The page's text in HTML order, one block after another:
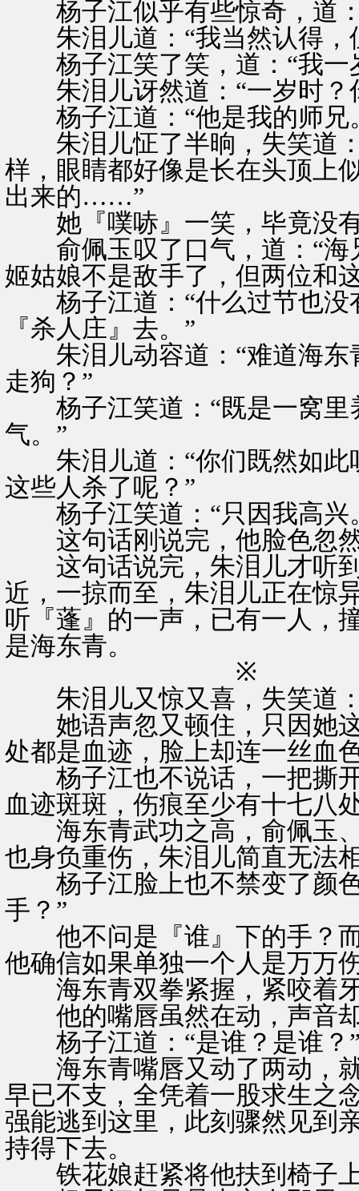
杨子江似乎有些惊奇，道：
朱泪儿道：“我当然认得，
杨子江笑了笑，道：“我一
朱泪儿讶然道：“一岁时？
杨子江道：“他是我的师兄
朱泪儿怔了半晌，失笑道：
样，眼睛都好像是长在头顶上
出来的……”
她『噗哧』一笑，毕竟没有
俞佩玉叹了口气，道：“海
姬姑娘不是敌手了，但两位和
杨子江道：“什么过节也没
『杀人庄』去。”
朱泪儿动容道：“难道海东
走狗？”
杨子江笑道：“既是一窝里
气。”
朱泪儿道：“你们既然如此
这些人杀了呢？”
杨子江笑道：“只因我高兴
这句话刚说完，他脸色忽然
这句话说完，朱泪儿才听到
近，一掠而至，朱泪儿正在惊
听『蓬』的一声，已有一人，
是海东青。
※
朱泪儿又惊又喜，失笑道
她语声忽又顿住，只因她这
处都是血迹，脸上却连一丝血
杨子江也不说话，一把撕开
血迹斑斑，伤痕至少有十七八
海东青武功之高，俞佩玉、
也身负重伤，朱泪儿简直无法
杨子江脸上也不禁变了颜色
手？”
他不问是『谁』下的手？而
他确信如果单独一个人是万万
海东青双拳紧握，紧咬着
他的嘴唇虽然在动，声音
杨子江道：“是谁？是谁？
海东青嘴唇又动了两动，就
早已不支，全凭着一股求生之
强能逃到这里，此刻骤然见到
持得下去。
铁花娘赶紧将他扶到椅子